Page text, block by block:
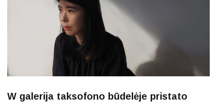
W galerija taksofono būdelėje pristato